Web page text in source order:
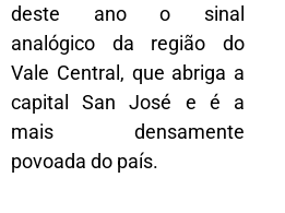
deste ano o sinal
analógico da região do
Vale Central, que abriga a
capital San José e é a
mais densamente
povoada do país.